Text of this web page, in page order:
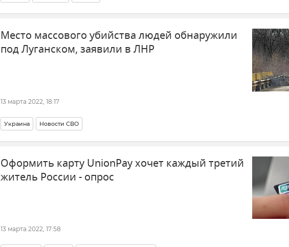
Место массового убийства людей обнаружили
под Луганском, заявили в ЛНР
13 марта 2022, 18:17
Украина Новости СВО
Оформить карту UnionPay хочет каждый третий
житель России - опрос
13 марта 2022, 17:58